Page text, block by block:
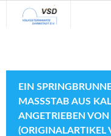
Veranstaltungen
Verein
Blog
EIN
MASSSTAB AUS
NGETRIEBEN VON
ORIGINALARTIKEL